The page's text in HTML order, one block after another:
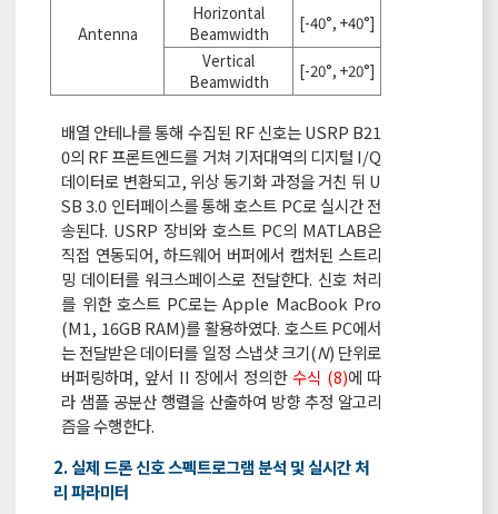
Antenna
Horizontal
Beamwidth
[-40°, +40°]
Vertical
Beamwidth
[-20°, +20°]
배열 안테나를 통해 수집된 RF 신호는 USRP B21
0의 RF 프론트엔드를 거쳐 기저대역의 디지털 I/Q
데이터로 변환되고, 위상 동기화 과정을 거친 뒤 U
SB 3.0 인터페이스를 통해 호스트 PC로 실시간 전
송된다. USRP 장비와 호스트 PC의 MATLAB은
직접 연동되어, 하드웨어 버퍼에서 캡처된 스트리
밍 데이터를 워크스페이스로 전달한다. 신호 처리
를 위한 호스트 PC로는 Apple MacBook Pro
(M1, 16GB RAM)를 활용하였다. 호스트 PC에서
는 전달받은 데이터를 일정 스냅샷 크기(N) 단위로
버퍼링하며, 앞서 II 장에서 정의한수식 (8)에 따
라 샘플 공분산 행렬을 산출하여 방향 추정 알고리
즘을 수행한다.
2. 실제 드론 신호 스펙트로그램 분석 및 실시간 처
리 파라미터